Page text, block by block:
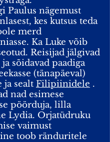
Paulus nägemust
kes kutsus teda
merd
Ka Luke võib
Reisijad jälgivad
sõidavad paadiga
(tänapäeval)
ja sealt Filipiinidele .
nad esimese
pöörduja, lilla
Lydia. Orjatüdruku
vaimust
toob ränduritele